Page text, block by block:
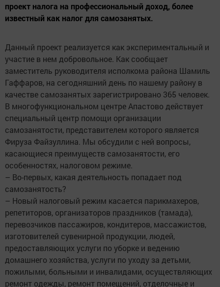
проект налога на профессиональный доход, более
известный как налог для самозанятых.
Данный проект реализуется как экспериментальный и
участие в нем добровольное. Как сообщает
заместитель руководителя исполкома района Шамиль
Гаффаров, на сегодняшний день по нашему району в
качестве самозанятых зарегистрировано 365 человек.
В многофункциональном центре Апастово действует
специальный центр помощи организации
самозанятости, представителем которого является
Фируза Файзуллина. Мы обсудили с ней вопросы,
касающиеся преимуществ самозанятости, его
особенностях, налоговом режиме.
– Во-первых, какая деятельность попадает под
самозанятость?
– Новый налоговый режим касается парикмахеров,
репетиторов, организаторов праздников (тамада),
перевозчиков пассажиров, кондитеров, массажистов,
изготовителей сувенирной продукции, людей,
предоставляющих услуги по уборке и ведению
домашнего хозяйства, услуги по уходу за детьми,
пожилыми, больными и инвалидами, осуществляющих
ремонт одежды, ремонт помещений, отделочные и